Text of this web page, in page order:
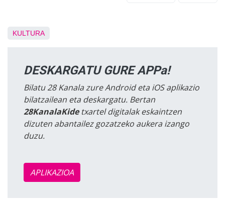
KULTURA
DESKARGATU GURE APPa!
Bilatu 28 Kanala zure Android eta iOS aplikazio
bilatzailean eta deskargatu. Bertan
28KanalaKidetxartel digitalak eskaintzen
dizuten abantailez gozatzeko aukera izango
duzu.
APLIKAZIOA